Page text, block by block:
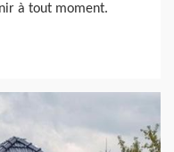
à tout moment.